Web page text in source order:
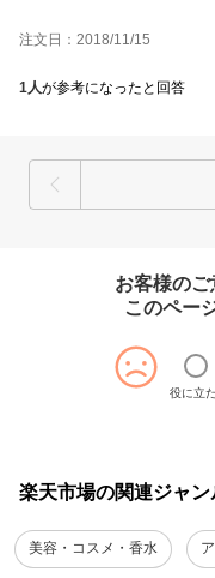
注文日：2018/11/15
1人が参考になったと回答
お客様の
このペー
役に立
楽天市場の関連ジャン
美容・コスメ・香水